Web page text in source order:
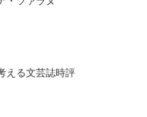
える文芸誌時評